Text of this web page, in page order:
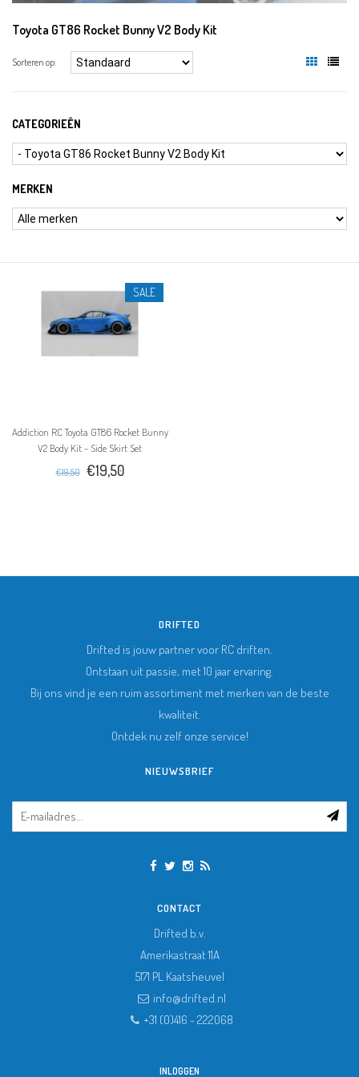
Toyota GT86 Rocket Bunny V2 Body Kit
Sorteren op:
CATEGORIEËN
MERKEN
SALE
Addiction RC Toyota GT86 Rocket Bunny
V2 Body Kit - Side Skirt Set
€19,50 €19,50
DRIFTED
Drifted is jouw partner voor RC driften.
Ontstaan uit passie, met 10 jaar ervaring.
Bij ons vind je een ruim assortiment met merken van de beste
kwaliteit.
Ontdek nu zelf onze service!
NIEUWSBRIEF
CONTACT
Drifted b.v.
Amerikastraat 11A
5171 PL Kaatsheuvel
info@drifted.nl
+31 (0)416 - 222068
INLOGGEN